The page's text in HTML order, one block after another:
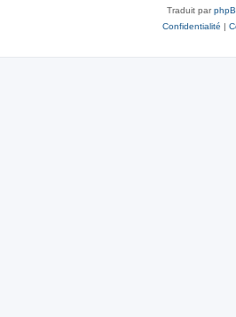
Traduit par
Confidentialité |